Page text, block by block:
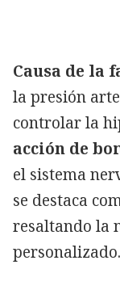
Causa de la
la presión
controlar la
acción de
el sistema
se destaca
resaltando la
personalizado.